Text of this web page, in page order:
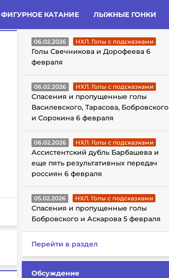
ФИГУРНОЕ КАТАНИЕ ЛЫЖНЫЕ ГОНКИ
ГОЛЫ С ПОДСКАЗКАМИ
06.02.2026 НХЛ. Голы с подсказками
Голы Свечникова и Дорофеева 6
февраля
06.02.2026 НХЛ. Голы с подсказками
Спасения и пропущенные голы
Василевского, Тарасова, Бобровского
и Сорокина 6 февраля
06.02.2026 НХЛ. Голы с подсказками
Ассистентский дубль Барбашева и
еще пять результативных передач
россиян 6 февраля
05.02.2026 НХЛ. Голы с подсказками
Спасения и пропущенные голы
Бобровского и Аскарова 5 февраля
Перейти в раздел
Обсуждение